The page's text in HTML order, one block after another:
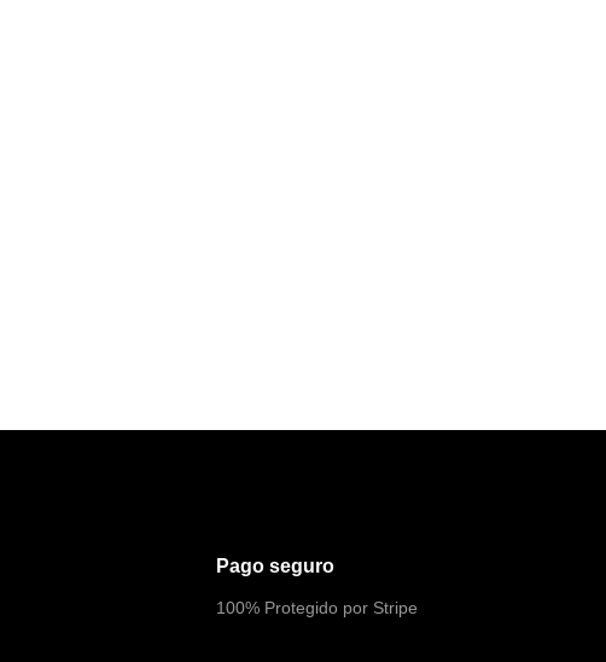
Pago seguro
100% Protegido por Stripe